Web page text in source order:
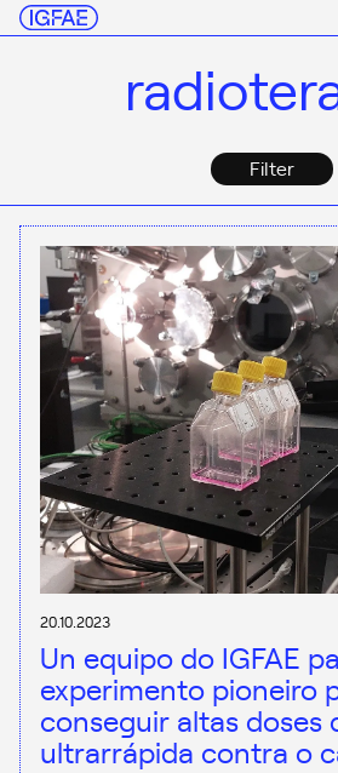
Filter
20.10.2023
Un equipo do IGFAE
experimento pioneiro
conseguir altas doses
ultrarrápida contra o